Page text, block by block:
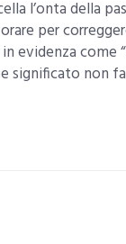
l’onta della
per
evidenza come
significato non